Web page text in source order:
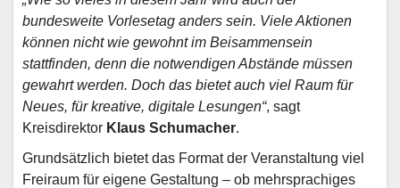
bundesweite Vorlesetag anders sein. Viele Aktionen
können nicht wie gewohnt im Beisammensein
stattfinden, denn die notwendigen Abstände müssen
gewahrt werden. Doch das bietet auch viel Raum für
Neues, für kreative, digitale Lesungen“, sagt
Kreisdirektor Klaus Schumacher.
Grundsätzlich bietet das Format der Veranstaltung viel
Freiraum für eigene Gestaltung – ob mehrsprachiges